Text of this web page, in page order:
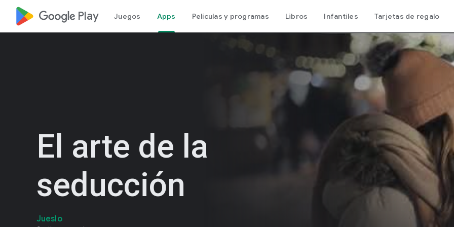
google_logo Play Juegos Apps Películas y programas Libros Infantiles Tarjetas de regalo
El arte de la
seducción
Jueslo